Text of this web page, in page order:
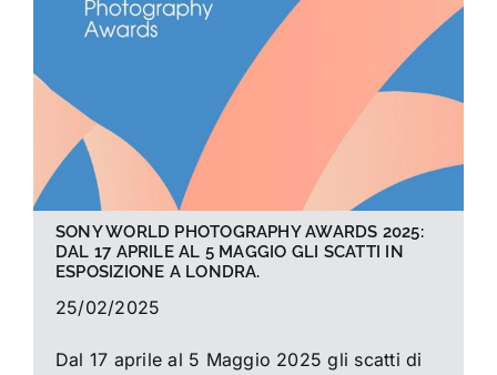
La foto del mese
Guide
Cerca
per:
SONY WORLD PHOTOGRAPHY AWARDS 2025:
DAL 17 APRILE AL 5 MAGGIO GLI SCATTI IN
ESPOSIZIONE A LONDRA.
25/02/2025
Dal 17 aprile al 5 Maggio 2025 gli scatti di